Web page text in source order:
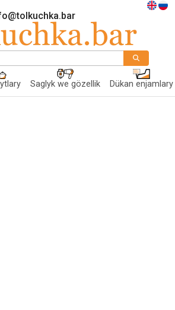
Saglyk we gözellik Dükan enjamlary